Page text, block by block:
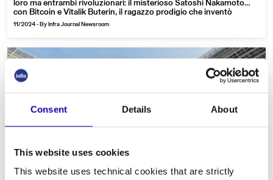
Consent Details About
This website uses cookies
This website uses technical cookies that are strictly
loro ma entrambi rivoluzionari: il misterioso Satoshi Nakamoto
con Bitcoin e Vitalik Buterin, il ragazzo prodigio che inventò
Ethereum
11/2024 - By Infra Journal Newsroom